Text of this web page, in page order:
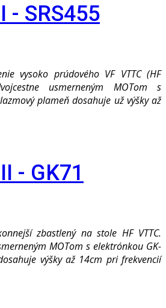
- SRS455
vysoko prúdového VF VTTC (HF
usmerneným MOTom s
plameň dosahuje už výšky až
- GK71
zbastlený na stole HF VTTC.
MOTom s elektrónkou GK-
výšky až 14cm pri frekvencií